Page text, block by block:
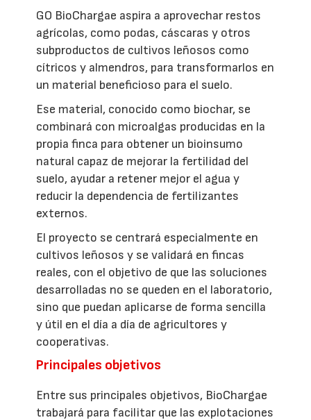
GO BioChargae aspira a aprovechar restos
agrícolas, como podas, cáscaras y otros
subproductos de cultivos leñosos como
cítricos y almendros, para transformarlos en
un material beneficioso para el suelo.
Ese material, conocido como biochar, se
combinará con microalgas producidas en la
propia finca para obtener un bioinsumo
natural capaz de mejorar la fertilidad del
suelo, ayudar a retener mejor el agua y
reducir la dependencia de fertilizantes
externos.
El proyecto se centrará especialmente en
cultivos leñosos y se validará en fincas
reales, con el objetivo de que las soluciones
desarrolladas no se queden en el laboratorio,
sino que puedan aplicarse de forma sencilla
y útil en el día a día de agricultores y
cooperativas.
Principales objetivos
Entre sus principales objetivos, BioChargae
trabajará para facilitar que las explotaciones